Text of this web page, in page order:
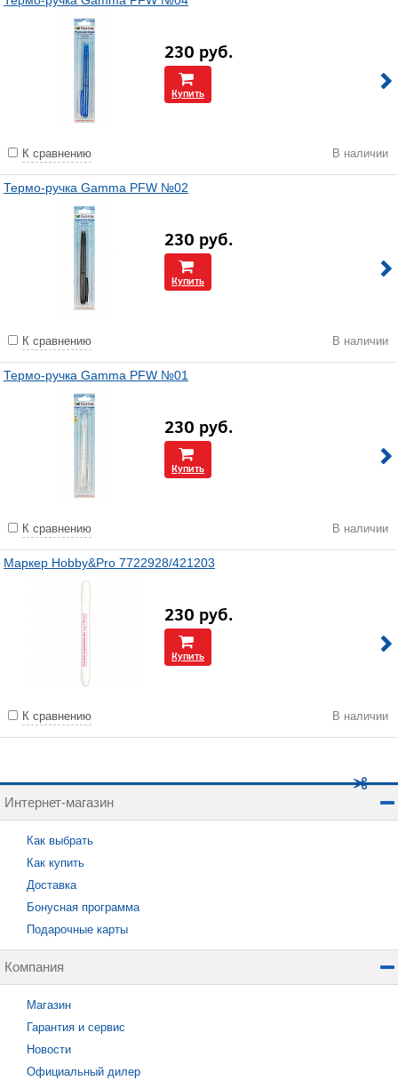
230 руб.
Купить
К сравнению В наличии
Термо-ручка Gamma PFW №02
230 руб.
Купить
К сравнению В наличии
Термо-ручка Gamma PFW №01
230 руб.
Купить
К сравнению В наличии
Маркер Hobby&Pro 7722928/421203
230 руб.
Купить
К сравнению В наличии
Интернет-магазин
Как выбрать
Как купить
Доставка
Бонусная программа
Подарочные карты
Компания
Магазин
Гарантия и сервис
Новости
Официальный дилер